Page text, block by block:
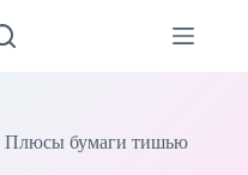
Плюсы бумаги тишью